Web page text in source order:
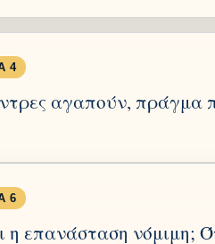
4
αγαπούν, πράγμα
6
η επανάσταση νόμιμη;